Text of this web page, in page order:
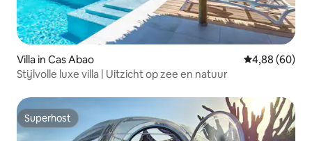
Villa in Cas Abao Gemiddelde
4,88 (60)
Stijlvolle luxe villa | Uitzicht op zee en natuur
Superhost
Superhost